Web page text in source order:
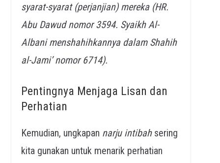
syarat-syarat (perjanjian) mereka (HR.
Abu Dawud nomor 3594. Syaikh Al-
Albani menshahihkannya dalam Shahih
al-Jami’ nomor 6714).
Pentingnya Menjaga Lisan dan
Perhatian
Kemudian, ungkapan narju intibahsering
kita gunakan untuk menarik perhatian